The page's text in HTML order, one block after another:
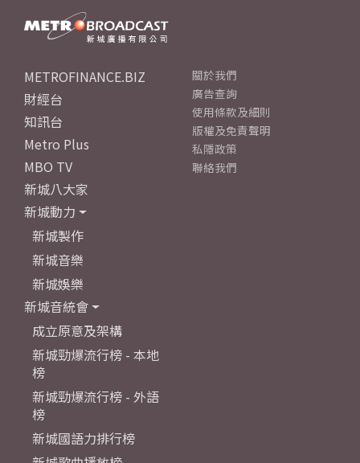
METROFINANCE.BIZ
財經台
知訊台
Metro Plus
MBO TV
新城八大家
新城動力
新城製作
新城音樂
新城娛樂
新城音統會
成立原意及架構
新城勁爆流行榜 - 本地
榜
新城勁爆流行榜 - 外語
榜
新城國語力排行榜
關於我們
廣告查詢
使用條款及細則
版權及免責聲明
私隱政策
聯絡我們